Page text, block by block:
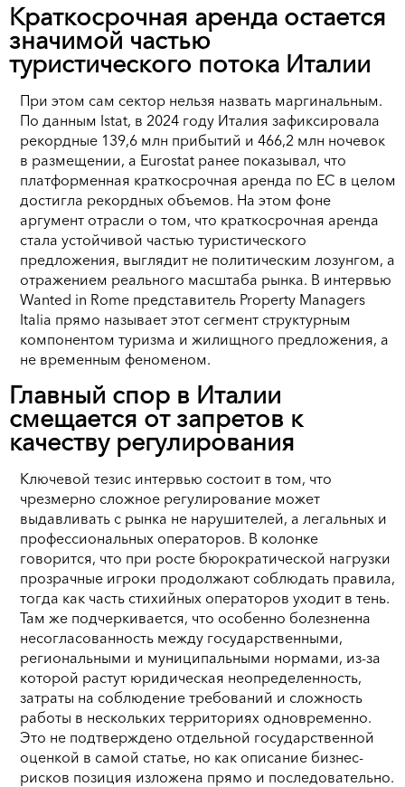
Краткосрочная аренда остается
значимой частью
туристического потока Италии
При этом сам сектор нельзя назвать маргинальным.
По данным Istat, в 2024 году Италия зафиксировала
рекордные 139,6 млн прибытий и 466,2 млн ночевок
в размещении, а Eurostat ранее показывал, что
платформенная краткосрочная аренда по ЕС в целом
достигла рекордных объемов. На этом фоне
аргумент отрасли о том, что краткосрочная аренда
стала устойчивой частью туристического
предложения, выглядит не политическим лозунгом, а
отражением реального масштаба рынка. В интервью
Wanted in Rome представитель Property Managers
Italia прямо называет этот сегмент структурным
компонентом туризма и жилищного предложения, а
не временным феноменом.
Главный спор в Италии
смещается от запретов к
качеству регулирования
Ключевой тезис интервью состоит в том, что
чрезмерно сложное регулирование может
выдавливать с рынка не нарушителей, а легальных и
профессиональных операторов. В колонке
говорится, что при росте бюрократической нагрузки
прозрачные игроки продолжают соблюдать правила,
тогда как часть стихийных операторов уходит в тень.
Там же подчеркивается, что особенно болезненна
несогласованность между государственными,
региональными и муниципальными нормами, из-за
которой растут юридическая неопределенность,
затраты на соблюдение требований и сложность
работы в нескольких территориях одновременно.
Это не подтверждено отдельной государственной
оценкой в самой статье, но как описание бизнес-
рисков позиция изложена прямо и последовательно.